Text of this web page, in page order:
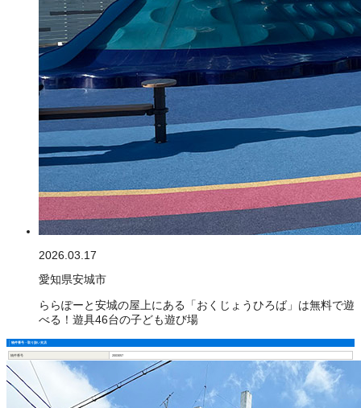
2026.03.17
愛知県安城市
ららぽーと安城の屋上にある「おくじょうひろば」は無料で遊
べる！遊具46台の子ども遊び場
物件番号・取り扱い支店
物件番号 2003057